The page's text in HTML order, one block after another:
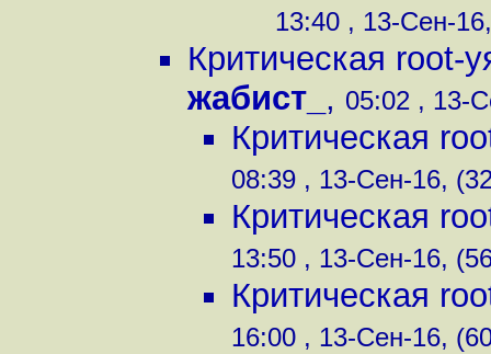
13:40 , 13-Сен-
Критическая root-
жабист_ , 05:02 , 13-
Критическая
08:39 , 13-Сен-16,
Критическая
13:50 , 13-Сен-16,
Критическая
16:00 , 13-Сен-16,